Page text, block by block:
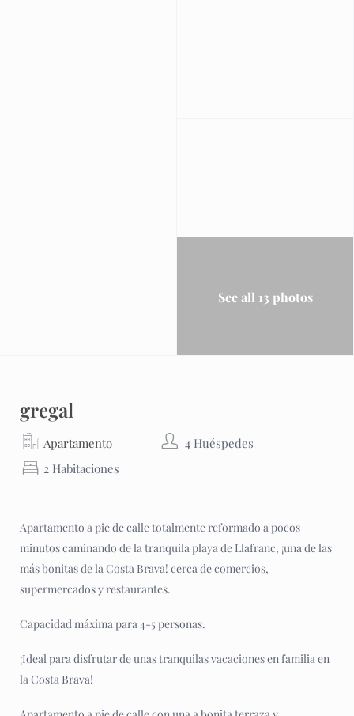
See all 13 photos
gregal
Apartamento
4 Huéspedes
2 Habitaciones
Apartamento a pie de calle totalmente reformado a pocos
minutos caminando de la tranquila playa de Llafranc, ¡una de las
más bonitas de la Costa Brava! cerca de comercios,
supermercados y restaurantes.
Capacidad máxima para 4-5 personas.
¡Ideal para disfrutar de unas tranquilas vacaciones en familia en
la Costa Brava!